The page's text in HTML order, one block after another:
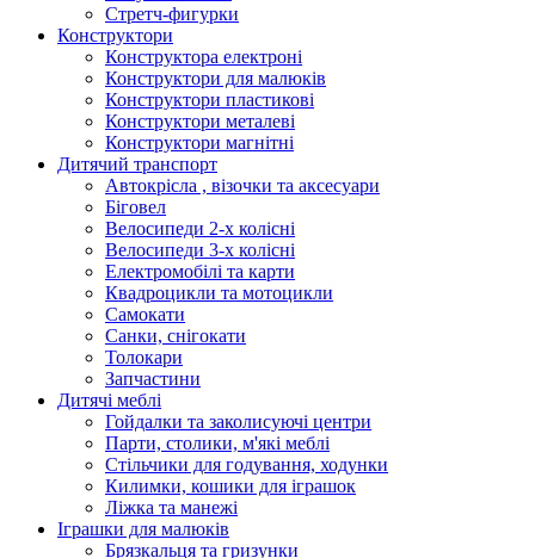
Стретч-фигурки
Конструктори
Конструктора електроні
Конструктори для малюків
Конструктори пластикові
Конструктори металеві
Конструктори магнітні
Дитячий транспорт
Автокрісла , візочки та аксесуари
Біговел
Велосипеди 2-х колісні
Велосипеди 3-х колісні
Електромобілі та карти
Квадроцикли та мотоцикли
Самокати
Санки, снігокати
Толокари
Запчастини
Дитячі меблі
Гойдалки та заколисуючі центри
Парти, столики, м'які меблі
Стільчики для годування, ходунки
Килимки, кошики для іграшок
Ліжка та манежі
Іграшки для малюків
Брязкальця та гризунки